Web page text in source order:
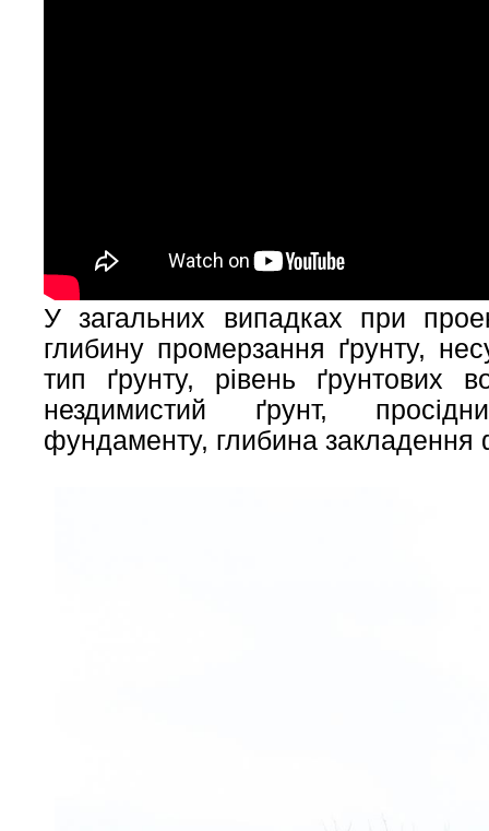
У загальних випадках при
глибину промерзання ґрунту,
тип ґрунту, рівень ґрунтових
нездимистий ґрунт,
фундаменту, глибина